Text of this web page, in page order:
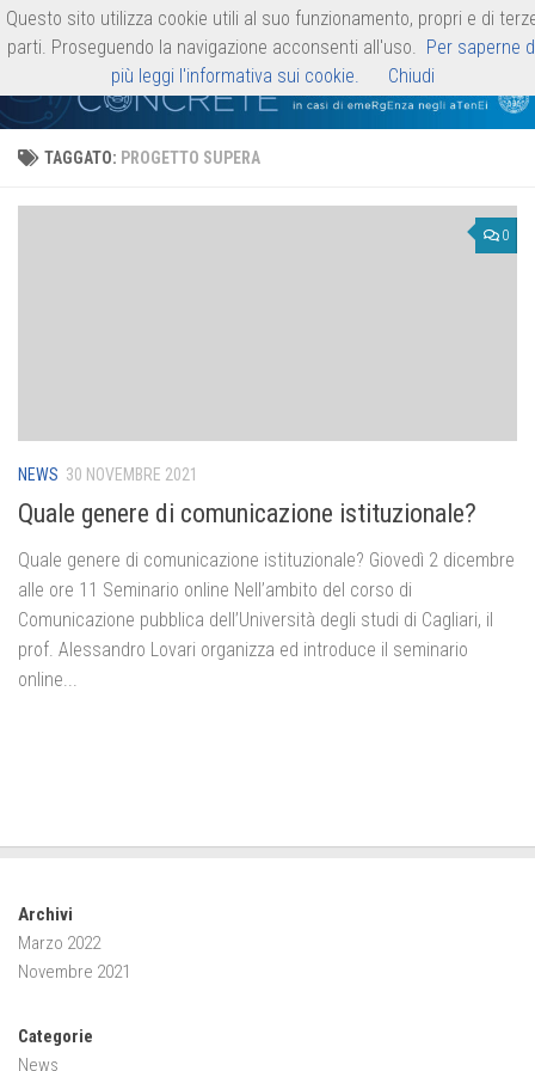
Salta al contenuto
Progetto CONCRETE
TAGGATO: PROGETTO SUPERA
0
NEWS 30 NOVEMBRE 2021
Quale genere di comunicazione istituzionale?
Quale genere di comunicazione istituzionale? Giovedì 2 dicembre
alle ore 11 Seminario online Nell’ambito del corso di
Comunicazione pubblica dell’Università degli studi di Cagliari, il
prof. Alessandro Lovari organizza ed introduce il seminario
online...
Archivi
Marzo 2022
Novembre 2021
Categorie
News
Questo sito utilizza cookie utili al suo funzionamento, propri e di
parti. Proseguendo la navigazione acconsenti all'uso. Per saperne
più leggi l'informativa sui cookie.
Chiudi